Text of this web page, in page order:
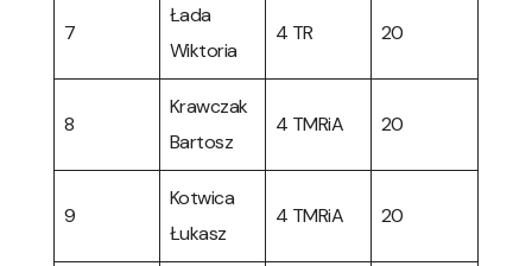
7
Łada
Wiktoria
4 TR 20
8
Krawczak
Bartosz
4 TMRiA 20
9
Kotwica
Łukasz
4 TMRiA 20